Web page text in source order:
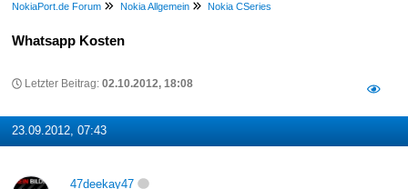
NokiaPort.de Forum Nokia Allgemein Nokia CSeries
Whatsapp Kosten
Letzter Beitrag:02.10.2012, 18:08
23.09.2012, 07:43
47deekay47